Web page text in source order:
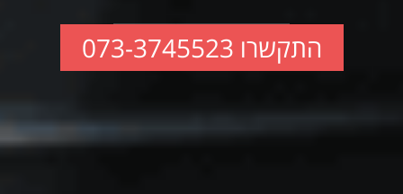
התקשרו 073-3745523